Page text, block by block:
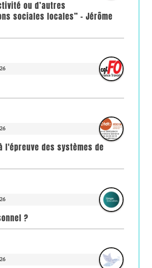
ou d’autres
sociales locales” - Jérôme
des systèmes de
?